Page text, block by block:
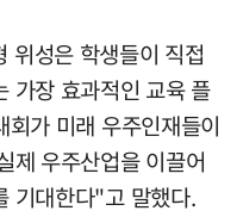
위성은 학생들이 직접
가장 효과적인 교육 플
가 미래 우주인재들이
제 우주산업을 이끌어
기대한다"고 말했다.